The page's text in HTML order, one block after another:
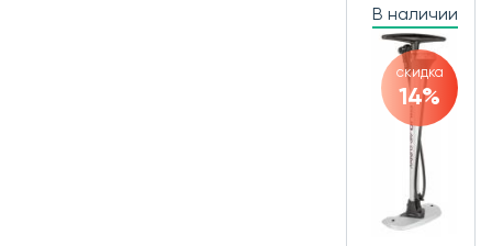
В наличии
скидка
14%